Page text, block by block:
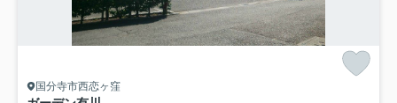
国分寺市西恋ヶ窪